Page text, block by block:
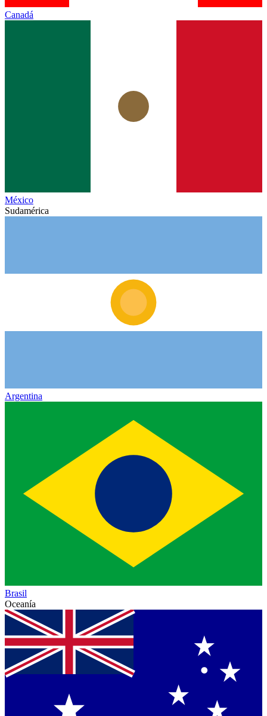
Canadá
México
Sudamérica
Argentina
Brasil
Oceanía